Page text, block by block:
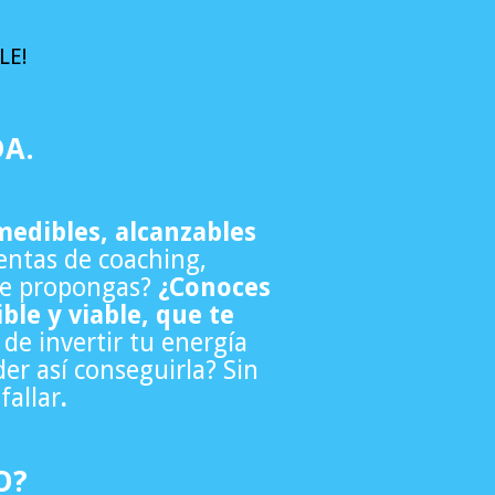
alcanzables
de coaching,
propongas? ¿Conoces
y viable, que te
invertir tu energía
así conseguirla? Sin
.